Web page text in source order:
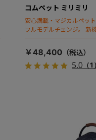
コムペット ミリミリ
安心満載・マジカルペッ
フルモデルチェンジ。 新
ディング」搭載
￥48,400
5.0（1）